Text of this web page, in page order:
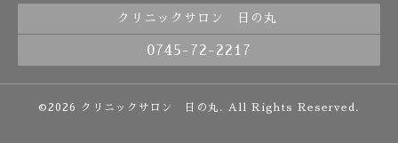
クリニックサロン 日の丸
0745-72-2217
©2026 クリニックサロン 日の丸 . All Rights Reserved.